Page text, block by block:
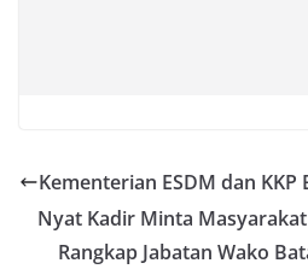
Kementerian ESDM dan
Nyat Kadir Minta
Rangkap Jabatan Wako